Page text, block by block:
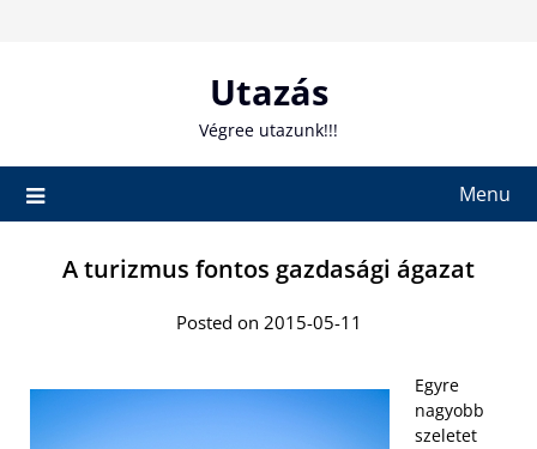
Utazás
Végree utazunk!!!
Menu
A turizmus fontos gazdasági ágazat
Posted on 2015-05-11
Egyre
nagyobb
szeletet